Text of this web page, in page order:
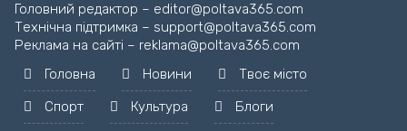
Головний редактор – editor@poltava365.com
Технічна підтримка – support@poltava365.com
Реклама на сайті – reklama@poltava365.com
Головна
Новини
Твоє місто
Спорт
Культура Блоги